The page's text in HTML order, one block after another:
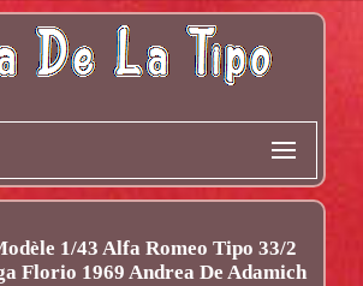
1/43 Alfa Romeo Tipo 33/2
Florio 1969 Andrea De Adamich